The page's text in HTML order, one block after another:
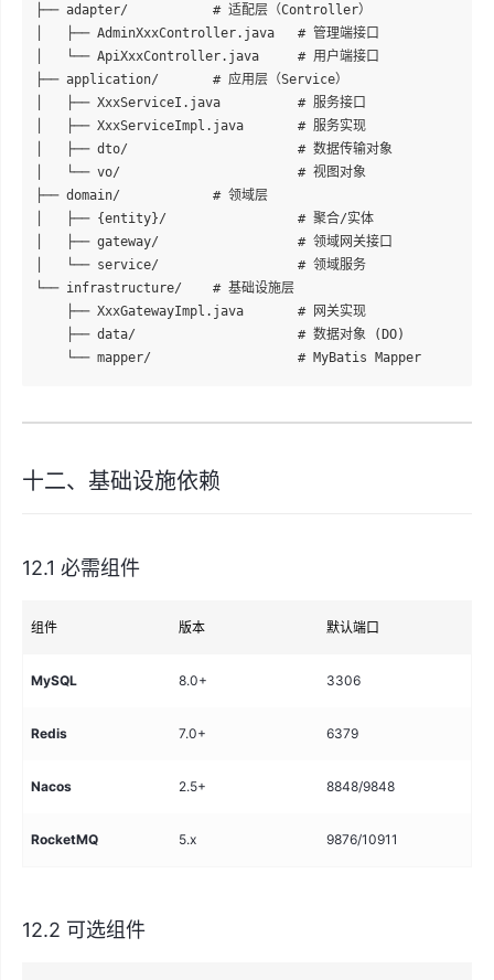
├── adapter/           # 适配层（Controller）
│   ├── AdminXxxController.java   # 管理端接口
│   └── ApiXxxController.java     # 用户端接口
├── application/       # 应用层（Service）
│   ├── XxxServiceI.java          # 服务接口
│   ├── XxxServiceImpl.java       # 服务实现
│   ├── dto/                      # 数据传输对象
│   └── vo/                       # 视图对象
├── domain/            # 领域层
│   ├── {entity}/                 # 聚合/实体
│   ├── gateway/                  # 领域网关接口
│   └── service/                  # 领域服务
└── infrastructure/    # 基础设施层
    ├── XxxGatewayImpl.java       # 网关实现
    ├── data/                     # 数据对象 (DO)
十二、基础设施依赖
12.1 必需组件
组件 版本 默认端口
MySQL 8.0+ 3306
Redis 7.0+ 6379
Nacos 2.5+ 8848/9848
RocketMQ 5.x 9876/10911
12.2 可选组件